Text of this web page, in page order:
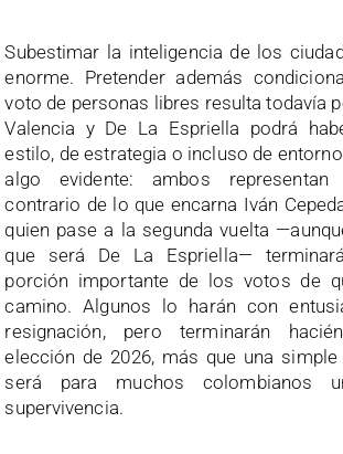
Subestimar la inteligencia de los
enorme. Pretender además
voto de personas libres resulta todavía
Valencia y De La Espriella podrá
estilo, de estrategia o incluso de
algo evidente: ambos representan
contrario de lo que encarna Iván
quien pase a la segunda vuelta
que será De La Espriella—
porción importante de los votos de
camino. Algunos lo harán con
resignación, pero terminarán
elección de 2026, más que una
será para muchos colombianos
supervivencia.